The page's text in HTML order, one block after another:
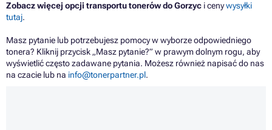
Zobacz więcej opcji transportu tonerów do Gorzyc i cenywysyłki
tutaj.
Masz pytanie lub potrzebujesz pomocy w wyborze odpowiedniego
tonera? Kliknij przycisk „Masz pytanie?” w prawym dolnym rogu, aby
wyświetlić często zadawane pytania. Możesz również napisać do nas
na czacie lub na info@tonerpartner.pl.